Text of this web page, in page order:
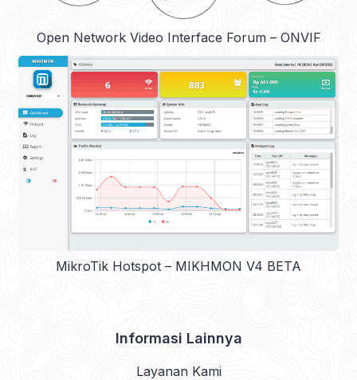
Open Network Video Interface Forum – ONVIF
MikroTik Hotspot – MIKHMON V4 BETA
Informasi Lainnya
Layanan Kami